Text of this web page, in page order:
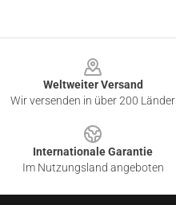
Weltweiter Versand
Wir versenden in über 200 Länder
Internationale Garantie
Im Nutzungsland angeboten